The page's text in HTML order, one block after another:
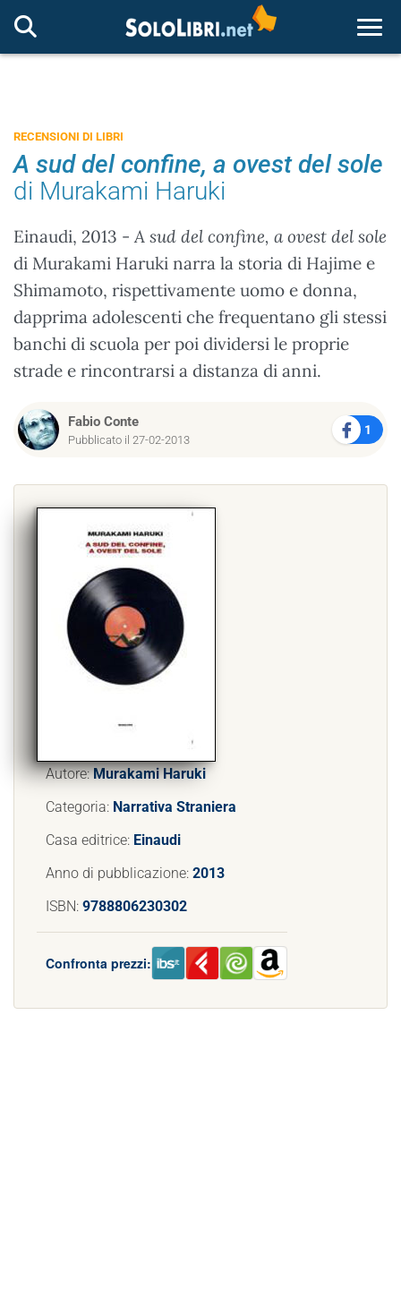
RECENSIONI DI LIBRI
A sud del confine, a ovest del sole
di Murakami Haruki
Einaudi, 2013 -A sud del confine, a ovest del sole
di Murakami Haruki narra la storia di Hajime e
Shimamoto, rispettivamente uomo e donna,
dapprima adolescenti che frequentano gli stessi
banchi di scuola per poi dividersi le proprie
strade e rincontrarsi a distanza di anni.
Fabio Conte
Pubblicato il 27-02-2013
1
Autore:Murakami Haruki
Categoria: Narrativa Straniera
Casa editrice: Einaudi
Anno di pubblicazione: 2013
ISBN: 9788806230302
Confronta prezzi: